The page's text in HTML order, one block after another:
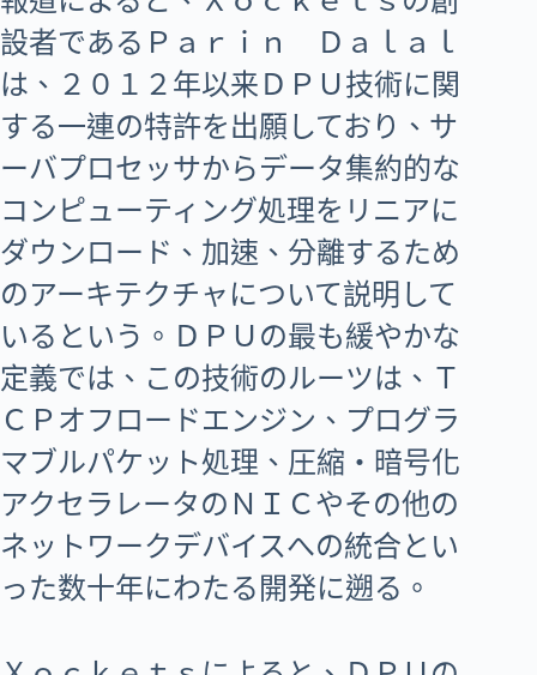
設者であるＰａｒｉｎ Ｄａｌａｌ
は、２０１２年以来ＤＰＵ技術に関
する一連の特許を出願しており、サ
ーバプロセッサからデータ集約的な
コンピューティング処理をリニアに
ダウンロード、加速、分離するため
のアーキテクチャについて説明して
いるという。ＤＰＵの最も緩やかな
定義では、この技術のルーツは、Ｔ
ＣＰオフロードエンジン、プログラ
マブルパケット処理、圧縮・暗号化
アクセラレータのＮＩＣやその他の
ネットワークデバイスへの統合とい
った数十年にわたる開発に遡る。